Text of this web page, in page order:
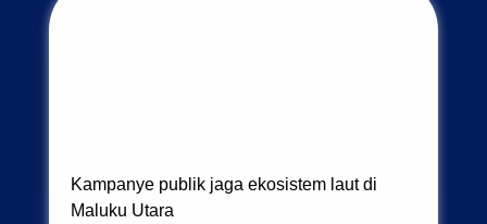
Kampanye publik jaga ekosistem laut di
Maluku Utara